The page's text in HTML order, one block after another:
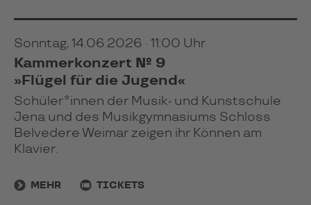
Sonntag, 14.06.2026 · 11:00 Uhr
Kammerkonzert № 9
»Flügel für die Jugend«
Schüler*innen der Musik- und Kunstschule
Jena und des Musikgymnasiums Schloss
Belvedere Weimar zeigen ihr Können am
Klavier.
MEHR TICKETS